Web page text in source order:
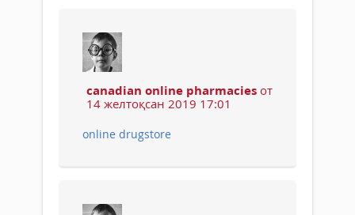
canadian online pharmacies от
14 желтоқсан 2019 17:01
online drugstore